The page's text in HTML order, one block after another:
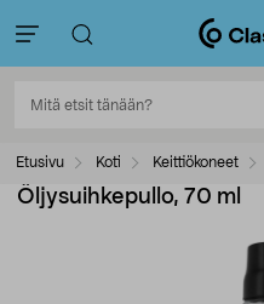
Etusivu Koti Keittiökoneet
Öljysuihkepullo, 70 ml